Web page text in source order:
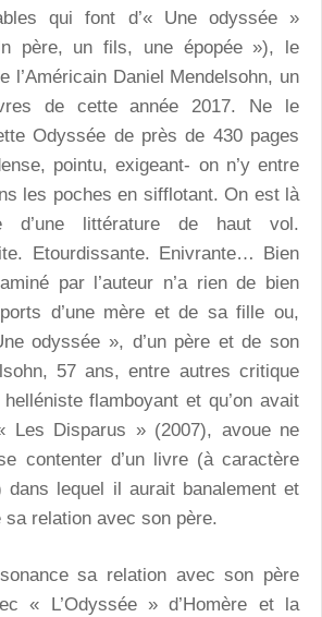
qui font d’« Une odyssée »
père, un fils, une épopée »), le
l’Américain Daniel Mendelsohn, un
de cette année 2017. Ne le
Odyssée de près de 430 pages
pointu, exigeant- on n’y entre
les poches en sifflotant. On est là
d’une littérature de haut vol.
Etourdissante. Enivrante… Bien
par l’auteur n’a rien de bien
d’une mère et de sa fille ou,
odyssée », d’un père et de son
57 ans, entre autres critique
flamboyant et qu’on avait
Les Disparus » (2007), avoue ne
contenter d’un livre (à caractère
dans lequel il aurait banalement et
sa relation avec son père.
sa relation avec son père
« L’Odyssée » d’Homère et la